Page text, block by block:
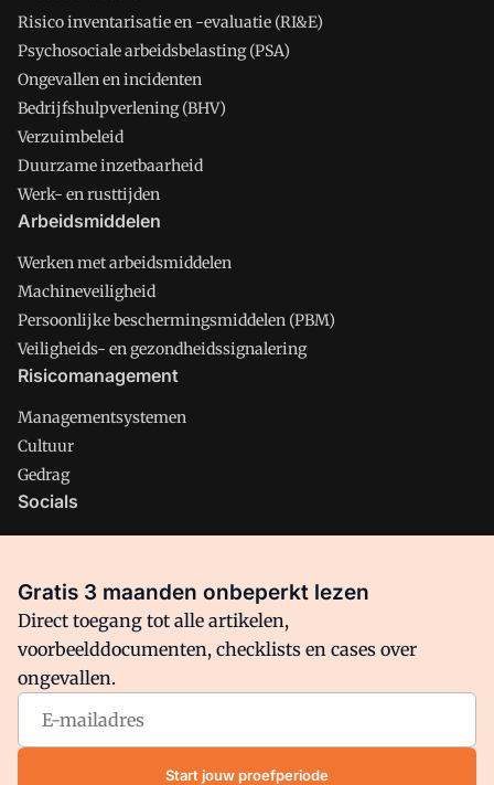
Risico inventarisatie en -evaluatie (RI&E)
Psychosociale arbeidsbelasting (PSA)
Ongevallen en incidenten
Bedrijfshulpverlening (BHV)
Verzuimbeleid
Duurzame inzetbaarheid
Werk- en rusttijden
Arbeidsmiddelen
Werken met arbeidsmiddelen
Machineveiligheid
Persoonlijke beschermingsmiddelen (PBM)
Veiligheids- en gezondheidssignalering
Risicomanagement
Managementsystemen
Cultuur
Gedrag
Socials
Facebook
Arbo is onderdeel van VMN media. Lees inons manifestwaar
VMN media voor staat. Op gebruik van deze site zijn de
volgende regelingen van toepassing:Algemene Voorwaarden
Privacy en Cookie beleid|Privacy instellingen
Gratis 3 maanden onbeperkt lezen
Direct toegang tot alle artikelen,
voorbeelddocumenten, checklists en cases over
ongevallen.
Start jouw proefperiode